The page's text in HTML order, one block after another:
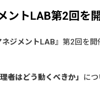
ントLAB第2回を
ネジメントLAB』 第2回を開
者はどう動くべきか」 につ